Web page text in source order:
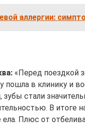
аллергии:
«Перед поездкой
в клинику и
зубы стали
В итоге
Плюс от